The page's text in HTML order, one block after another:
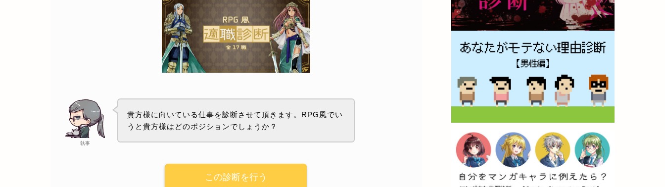
執事
貴方様に向いている仕事を診断させて頂きます。RPG風でい
うと貴方様はどのポジションでしょうか？
この診断を行う